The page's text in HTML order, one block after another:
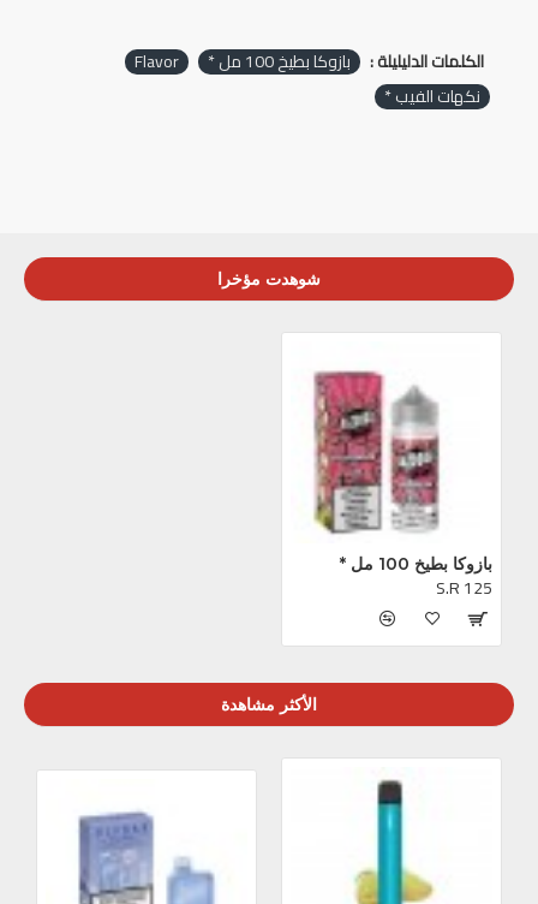
الكلمات الدليليلة : بازوكا بطيخ 100 مل *
Flavor
نكهات الفيب *
شوهدت مؤخرا
بازوكا بطيخ 100 مل *
S.R 125
الأكثر مشاهدة